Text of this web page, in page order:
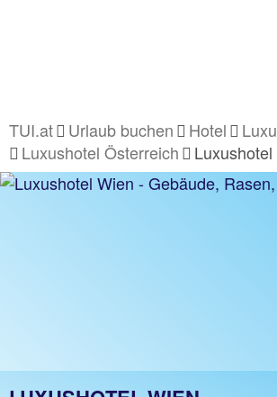
TUI.at Urlaub buchen Hotel
Luxushotel Österreich